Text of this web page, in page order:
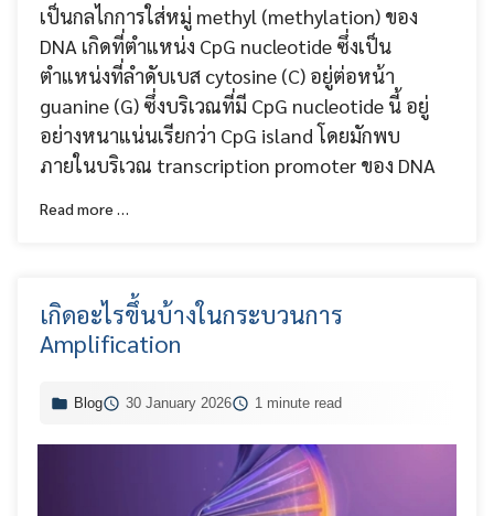
เป็นกลไกการใส่หมู่ methyl (methylation) ของ
DNA เกิดที่ตำแหน่ง CpG nucleotide ซึ่งเป็น
ตำแหน่งที่ลำดับเบส cytosine (C) อยู่ต่อหน้า
guanine (G) ซึ่งบริเวณที่มี CpG nucleotide นี้ อยู่
อย่างหนาแน่นเรียกว่า CpG island โดยมักพบ
ภายในบริเวณ transcription promoter ของ DNA
Read more …
เกิดอะไรขึ้นบ้างในกระบวนการ
Amplification
Blog 30 January 2026 1 minute read